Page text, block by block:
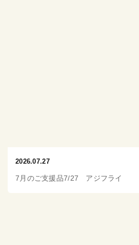
2026.07.27
7月のご支援品7/27 アジフライ